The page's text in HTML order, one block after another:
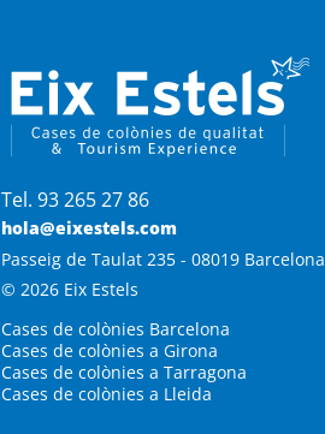
Tel. 93 265 27 86
hola@eixestels.com
Passeig de Taulat 235 - 08019 Barcelona
© 2026 Eix Estels
Cases de colònies Barcelona
Cases de colònies a Girona
Cases de colònies a Tarragona
Cases de colònies a Lleida